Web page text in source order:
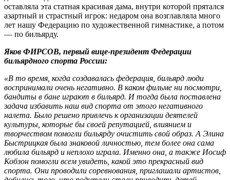
оставляла эта статная красивая дама, внутри которой прятался
азартный и страстный игрок: недаром она возглавляла много
лет нашу Федерацию по художественной гимнастике, а потом
— по бильярду.
Яков ФИРСОВ, первый вице-президент Федерации
бильярдного спорта России:
«В то время, когда создавалась федерация, бильярд люди
воспринимали очень негативно. В каком фильме ни посмотри,
бандиты в бане играют в бильярд. И тогда была поставлена
задача избавить наш вид спорта от этого негативного
налета. Было решено привлечь к организации деятелей
культуры, которые бы своей репутацией, влиянием и
творчеством помогли бильярду очистить свой образ. А Элина
Быстрицкая была знаковой личностью, тем более она сама
любила бильярд и неплохо играла. Именно она, а также Иосиф
Кобзон помогли всем увидеть, какой это прекрасный вид
спорта. Они проводили соревнования, приглашали артистов,